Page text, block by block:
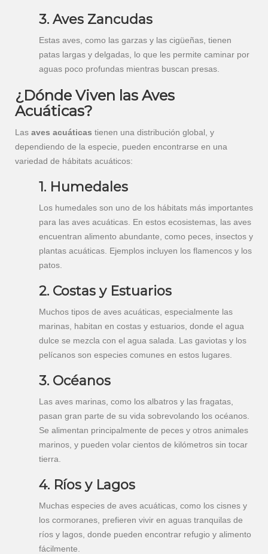
3. Aves Zancudas
Estas aves, como las garzas y las cigüeñas, tienen
patas largas y delgadas, lo que les permite caminar por
aguas poco profundas mientras buscan presas.
¿Dónde Viven las Aves
Acuáticas?
Las aves acuáticas tienen una distribución global, y
dependiendo de la especie, pueden encontrarse en una
variedad de hábitats acuáticos:
1. Humedales
Los humedales son uno de los hábitats más importantes
para las aves acuáticas. En estos ecosistemas, las aves
encuentran alimento abundante, como peces, insectos y
plantas acuáticas. Ejemplos incluyen los flamencos y los
patos.
2. Costas y Estuarios
Muchos tipos de aves acuáticas, especialmente las
marinas, habitan en costas y estuarios, donde el agua
dulce se mezcla con el agua salada. Las gaviotas y los
pelícanos son especies comunes en estos lugares.
3. Océanos
Las aves marinas, como los albatros y las fragatas,
pasan gran parte de su vida sobrevolando los océanos.
Se alimentan principalmente de peces y otros animales
marinos, y pueden volar cientos de kilómetros sin tocar
tierra.
4. Ríos y Lagos
Muchas especies de aves acuáticas, como los cisnes y
los cormoranes, prefieren vivir en aguas tranquilas de
ríos y lagos, donde pueden encontrar refugio y alimento
fácilmente.